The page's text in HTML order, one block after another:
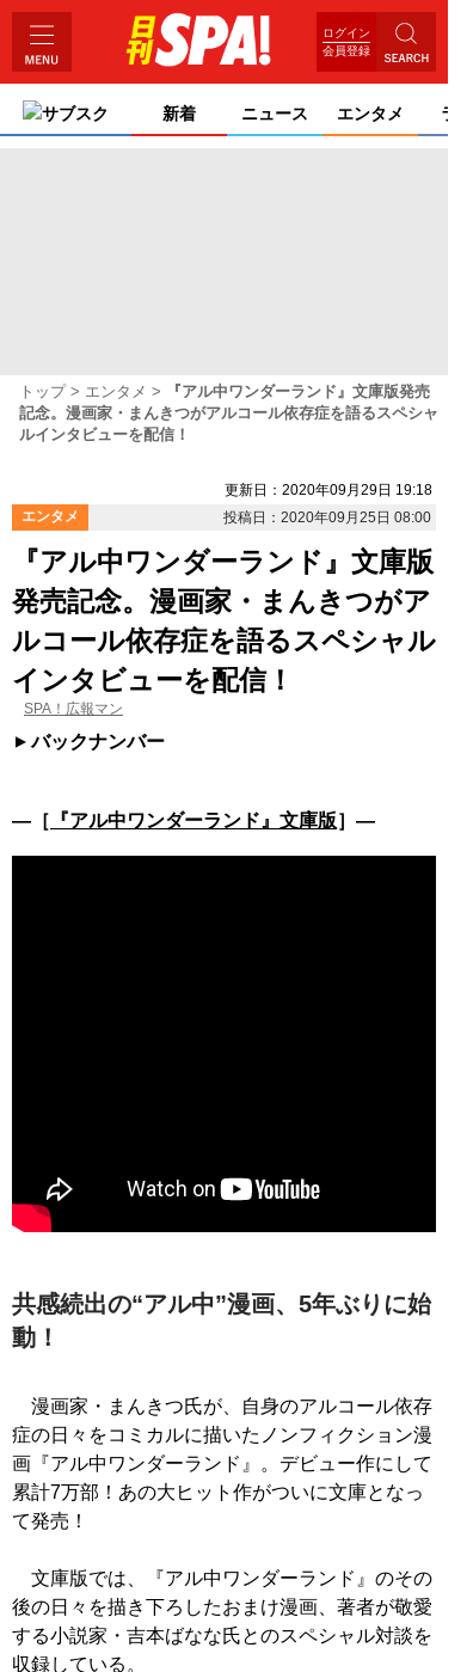
ログイン
会員登録
サブスク 新着 ニュース エンタメ ライ
トップ エンタメ
『アル中ワンダーランド』文庫版発売
記念。漫画家・まんきつがアルコール依存症を語るスペシャ
ルインタビューを配信！
更新日：2020年09月29日 19:18
エンタメ
投稿日：2020年09月25日 08:00
『アル中ワンダーランド』文庫版
発売記念。漫画家・まんきつがア
ルコール依存症を語るスペシャル
インタビューを配信！
SPA！広報マン
バックナンバー
―［ 『アル中ワンダーランド』文庫版］―
共感続出の“アル中”漫画、5年ぶりに始
動！
漫画家・まんきつ氏が、自身のアルコール依存
症の日々をコミカルに描いたノンフィクション漫
画『アル中ワンダーランド』。デビュー作にして
累計7万部！あの大ヒット作がついに文庫となっ
て発売！
文庫版では、『アル中ワンダーランド』のその
後の日々を描き下ろしたおまけ漫画、著者が敬愛
する小説家・吉本ばなな氏とのスペシャル対談を
収録している。